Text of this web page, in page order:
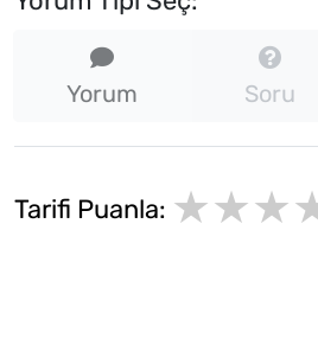
Yorum Soru
Tarifi Puanla: ★
★